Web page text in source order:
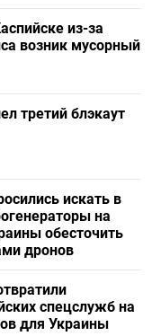
из-за
возник мусорный
третий блэкаут
искать в
на
обесточить
дронов
спецслужб на
для Украины